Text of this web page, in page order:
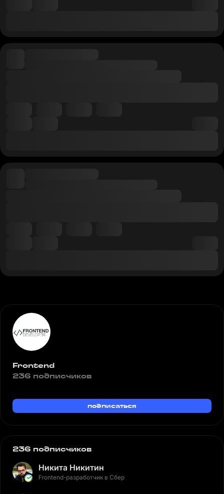
Frontend
236 подписчиков
подписаться
236 подписчиков
Никита Никитин
Frontend-разработчик в Сбер